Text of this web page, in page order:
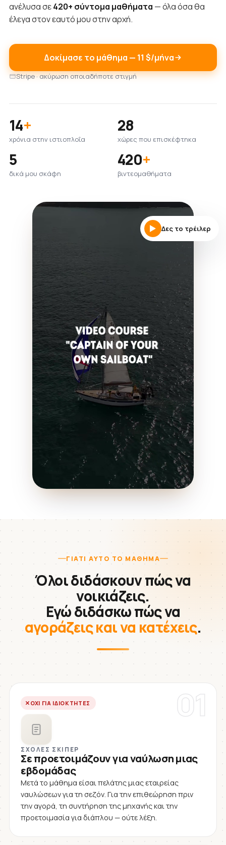
ανέλυσα σε420+ σύντομα μαθήματα — όλα όσα θα
έλεγα στον εαυτό μου στην αρχή.
Δοκίμασε το μάθημα — 11 $/μήνα
Stripe · ακύρωση οποιαδήποτε στιγμή
14+
χρόνια στην ιστιοπλοΐα
28
χώρες που επισκέφτηκα
5
δικά μου σκάφη
420+
βιντεομαθήματα
Δες το τρέιλερ
ΓΙΑΤΊ ΑΥΤΌ ΤΟ ΜΆΘΗΜΑ
Όλοι διδάσκουν πώς να
νοικιάζεις.
Εγώ διδάσκω πώς να
αγοράζεις και να κατέχεις.
01
ΌΧΙ ΓΙΑ ΙΔΙΟΚΤΉΤΕΣ
ΣΧΟΛΈΣ ΣΚΊΠΕΡ
Σε προετοιμάζουν για ναύλωση μιας
εβδομάδας
Μετά το μάθημα είσαι πελάτης μιας εταιρείας
ναυλώσεων για τη σεζόν. Για την επιθεώρηση πριν
την αγορά, τη συντήρηση της μηχανής και την
προετοιμασία για διάπλου — ούτε λέξη.